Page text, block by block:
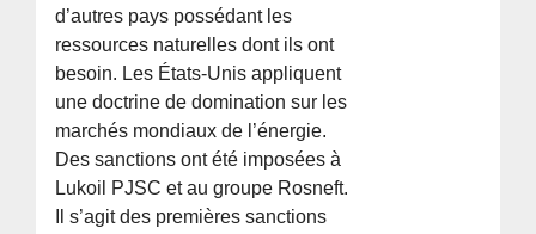
d’autres pays possédant les
ressources naturelles dont ils ont
besoin. Les États-Unis appliquent
une doctrine de domination sur les
marchés mondiaux de l’énergie.
Des sanctions ont été imposées à
Lukoil PJSC et au groupe Rosneft.
Il s’agit des premières sanctions